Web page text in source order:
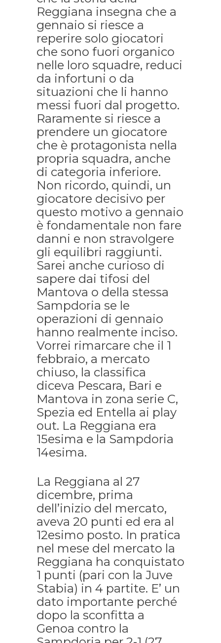
Reggiana insegna che a
gennaio si riesce a
reperire solo giocatori
che sono fuori organico
nelle loro squadre, reduci
da infortuni o da
situazioni che li hanno
messi fuori dal progetto.
Raramente si riesce a
prendere un giocatore
che è protagonista nella
propria squadra, anche
di categoria inferiore.
Non ricordo, quindi, un
giocatore decisivo per
questo motivo a gennaio
è fondamentale non fare
danni e non stravolgere
gli equilibri raggiunti.
Sarei anche curioso di
sapere dai tifosi del
Mantova o della stessa
Sampdoria se le
operazioni di gennaio
hanno realmente inciso.
Vorrei rimarcare che il 1
febbraio, a mercato
chiuso, la classifica
diceva Pescara, Bari e
Mantova in zona serie C,
Spezia ed Entella ai play
out. La Reggiana era
15esima e la Sampdoria
14esima.
La Reggiana al 27
dicembre, prima
dell’inizio del mercato,
aveva 20 punti ed era al
12esimo posto. In pratica
nel mese del mercato la
Reggiana ha conquistato
1 punti (pari con la Juve
Stabia) in 4 partite. E’ un
dato importante perché
dopo la sconfitta a
Genoa contro la